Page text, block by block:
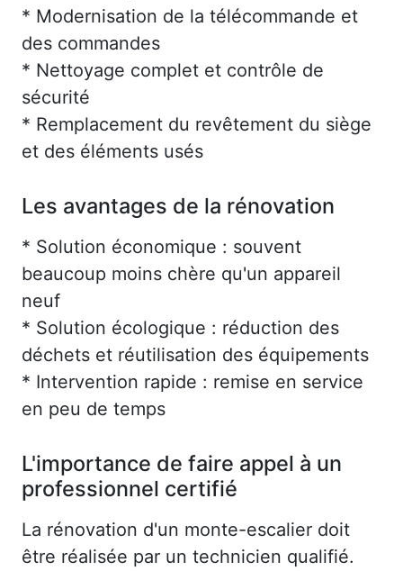
* Modernisation de la télécommande et
des commandes
* Nettoyage complet et contrôle de
sécurité
* Remplacement du revêtement du siège
et des éléments usés
Les avantages de la rénovation
* Solution économique : souvent
beaucoup moins chère qu'un appareil
neuf
* Solution écologique : réduction des
déchets et réutilisation des équipements
* Intervention rapide : remise en service
en peu de temps
L'importance de faire appel à un
professionnel certifié
La rénovation d'un monte-escalier doit
être réalisée par un technicien qualifié.